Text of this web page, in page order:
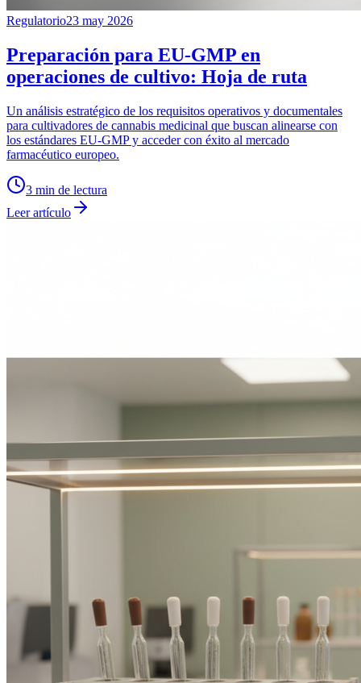
Regulatorio23 may 2026
Preparación para EU-GMP en
operaciones de cultivo: Hoja de ruta
Un análisis estratégico de los requisitos operativos y documentales
para cultivadores de cannabis medicinal que buscan alinearse con
los estándares EU-GMP y acceder con éxito al mercado
farmacéutico europeo.
3 min de lectura
Leer artículo